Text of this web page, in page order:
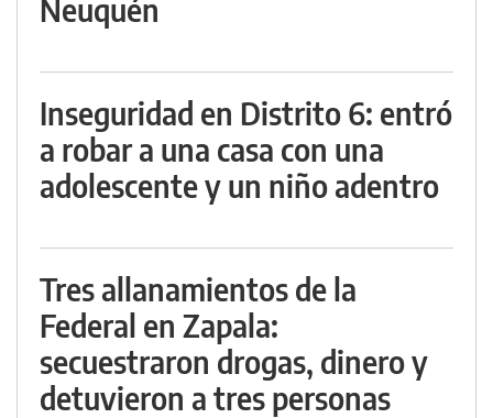
Neuquén
Inseguridad en Distrito 6: entró
a robar a una casa con una
adolescente y un niño adentro
Tres allanamientos de la
Federal en Zapala:
secuestraron drogas, dinero y
detuvieron a tres personas